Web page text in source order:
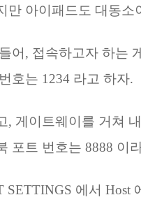
만 아이패드도 대동소
어, 접속하고자 하는
호는 1234 라고 하자.
, 게이트웨이를 거쳐
포트 번호는 8888 이
SETTINGS 에서 Host